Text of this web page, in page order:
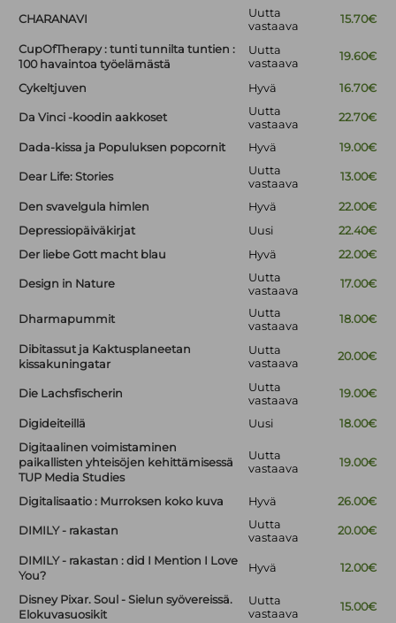
CHARANAVI
Uutta
vastaava
15.70€
CupOfTherapy : tunti tunnilta tuntien :
100 havaintoa työelämästä
Uutta
vastaava
19.60€
Cykeltjuven Hyvä 16.70€
Da Vinci -koodin aakkoset
Uutta
vastaava
22.70€
Dada-kissa ja Populuksen popcornit Hyvä 19.00€
Dear Life: Stories
Uutta
vastaava
13.00€
Den svavelgula himlen Hyvä
22.00€
Depressiopäiväkirjat
Uusi
22.40€
Der liebe Gott macht blau
Hyvä 22.00€
Design in Nature
Uutta
vastaava
17.00€
Dharmapummit
Uutta
vastaava
18.00€
Dibitassut ja Kaktusplaneetan
kissakuningatar
Uutta
vastaava
20.00€
Die Lachsfischerin
Uutta
vastaava
19.00€
Digideiteillä Uusi
18.00€
Digitaalinen voimistaminen
paikallisten yhteisöjen kehittämisessä
TUP Media Studies
Uutta
vastaava
19.00€
Digitalisaatio : Murroksen koko kuva Hyvä 26.00€
DIMILY - rakastan
Uutta
vastaava
20.00€
DIMILY - rakastan : did I Mention I Love
You?
Hyvä 12.00€
Disney Pixar. Soul - Sielun syövereissä.
Elokuvasuosikit
Uutta
vastaava
15.00€